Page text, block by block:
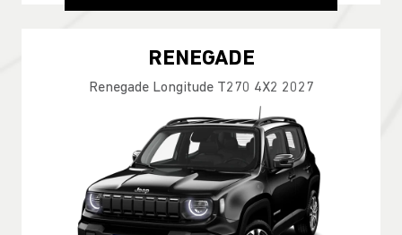
RENEGADE
Renegade Longitude T270 4X2 2027